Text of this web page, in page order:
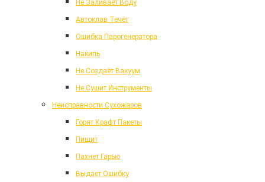
Не Заливает Воду
Автоклав Течёт
Ошибка Парогенератора
Накипь
Не Создаёт Вакуум
Не Сушит Инструменты
Неисправности Сухожаров
Горят Крафт Пакеты
Пищит
Пахнет Гарью
Выдает Ошибку